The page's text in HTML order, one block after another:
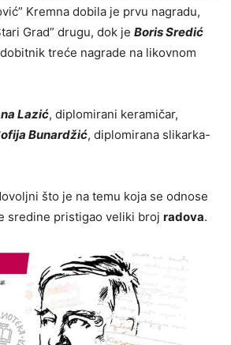
Kremna dobila je prvu nagradu,
Grad” drugu, dok je Boris Sredić
dobitnik treće nagrade na likovnom
Lazić, diplomirani keramičar,
Bunardžić, diplomirana slikarka-
što je na temu koja se odnose
sredine pristigao veliki broj radova.